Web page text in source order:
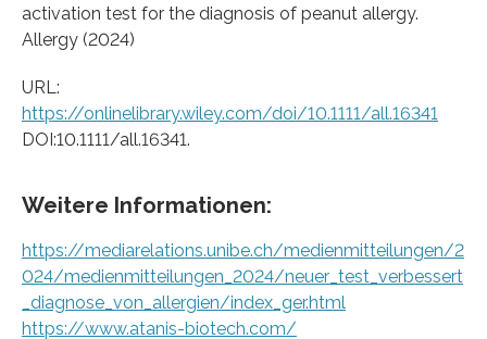
activation test for the diagnosis of peanut allergy.
Allergy (2024)
URL:
https://onlinelibrary.wiley.com/doi/10.1111/all.16341
DOI:10.1111/all.16341.
Weitere Informationen:
https://mediarelations.unibe.ch/medienmitteilungen/2
024/medienmitteilungen_2024/neuer_test_verbessert
_diagnose_von_allergien/index_ger.html
https://www.atanis-biotech.com/